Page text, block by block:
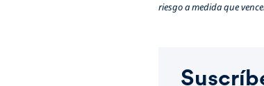
riesgo a medida que